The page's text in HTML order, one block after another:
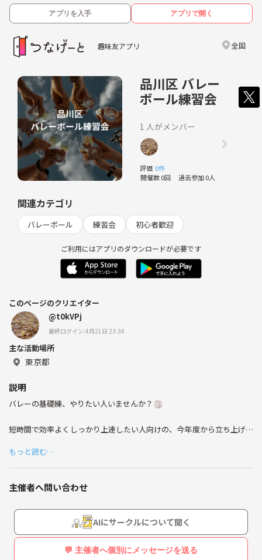
アプリを入手 アプリで開く
趣味友アプリ 全国
品川区 バレー
ボール練習会
1 人がメンバー
評価 0件
開催数 0回 過去参加 0人
関連カテゴリ
バレーボール 練習会 初心者歓迎
ご利用にはアプリのダウンロードが必要です
このページのクリエイター
@t0kVPj
最終ログイン:4月21日 23:34
主な活動場所
東京都
説明
バレーの基礎練、やりたい人いませんか？🏐
短時間で効率よくしっかり上達したい人向けの、今年度から立ち上げた
試合メインではなく、
「ちゃんと練習したい人向け」の内容になってます
・パス安定させたい
・レシーブ上げたい
・トスやスパイク基礎からやりたい
・久しぶりにバレーやるけど感覚戻したい
こんな人、かなり合います🙌
もっと読む…
主催者へ問い合わせ
AIにサークルについて聞く
💬 主催者へ個別にメッセージを送る